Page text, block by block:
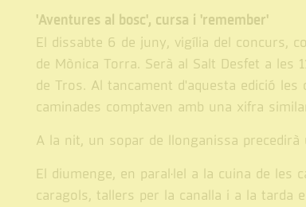
'Aventures al bosc', cursa i 'remember'
El dissabte 6 de juny, vigília del concurs,
de Mònica Torra. Serà al Salt Desfet a les
de Tros. Al tancament d'aquesta edició
caminades comptaven amb una xifra
A la nit, un sopar de llonganissa
El diumenge, en paral·lel a la cuina de
caragols, tallers per la canalla i a la tarda